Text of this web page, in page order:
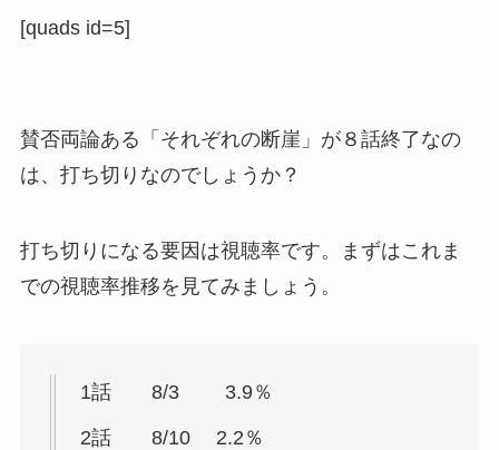
[quads id=5]
賛否両論ある「それぞれの断崖」が８話終了なの
は、打ち切りなのでしょうか？
打ち切りになる要因は視聴率です。まずはこれま
での視聴率推移を見てみましょう。
1話 8/3 3.9％
2話 8/10 2.2％